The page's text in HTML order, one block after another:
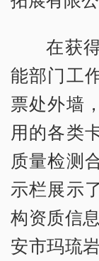
在获
能部门工
票处外墙
用的各类
质量检测
示栏展示
构资质信
安市玛琉